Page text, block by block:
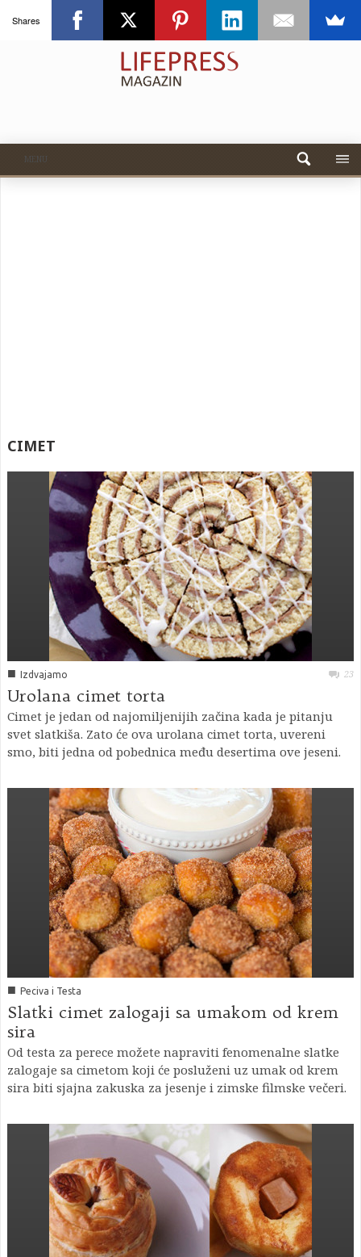
MENU
CIMET
■ Izdvajamo 23
Urolana cimet torta
Cimet je jedan od najomiljenijih začina kada je pitanju
svet slatkiša. Zato će ova urolana cimet torta, uvereni
smo, biti jedna od pobednica među desertima ove jeseni.
■ Peciva i Testa
Slatki cimet zalogaji sa umakom od krem
sira
Od testa za perece možete napraviti fenomenalne slatke
zalogaje sa cimetom koji će posluženi uz umak od krem
sira biti sjajna zakuska za jesenje i zimske filmske večeri.
Shares